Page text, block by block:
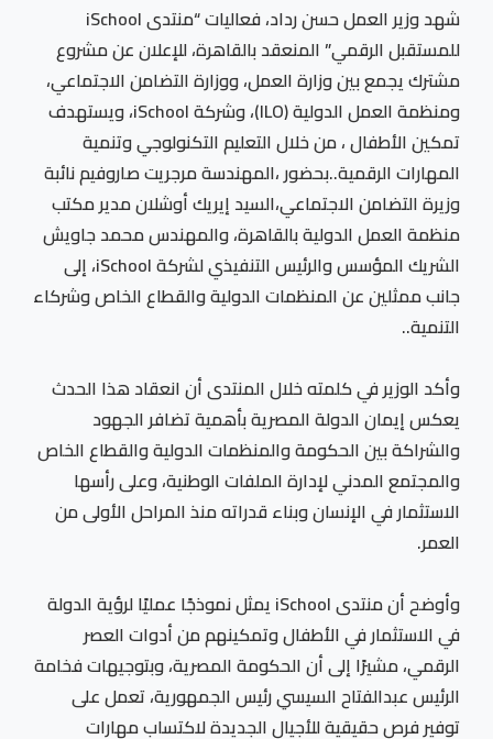
شهد وزير العمل حسن رداد، فعاليات “منتدى iSchool
للمستقبل الرقمي” المنعقد بالقاهرة، للإعلان عن مشروع
مشترك يجمع بين وزارة العمل، ووزارة التضامن الاجتماعي،
ومنظمة العمل الدولية (ILO)، وشركة iSchool، ويستهدف
تمكين الأطفال ، من خلال التعليم التكنولوجي وتنمية
المهارات الرقمية..بحضور ،المهندسة مرجريت صاروفيم نائبة
وزيرة التضامن الاجتماعي،السيد إيريك أوشلان مدير مكتب
منظمة العمل الدولية بالقاهرة، والمهندس محمد جاويش
الشريك المؤسس والرئيس التنفيذي لشركة iSchool، إلى
جانب ممثلين عن المنظمات الدولية والقطاع الخاص وشركاء
التنمية..
وأكد الوزير في كلمته خلال المنتدى أن انعقاد هذا الحدث
يعكس إيمان الدولة المصرية بأهمية تضافر الجهود
والشراكة بين الحكومة والمنظمات الدولية والقطاع الخاص
والمجتمع المدني لإدارة الملفات الوطنية، وعلى رأسها
الاستثمار في الإنسان وبناء قدراته منذ المراحل الأولى من
العمر.
وأوضح أن منتدى iSchool يمثل نموذجًا عمليًا لرؤية الدولة
في الاستثمار في الأطفال وتمكينهم من أدوات العصر
الرقمي، مشيرًا إلى أن الحكومة المصرية، وبتوجيهات فخامة
الرئيس عبدالفتاح السيسي رئيس الجمهورية، تعمل على
توفير فرص حقيقية للأجيال الجديدة لاكتساب مهارات